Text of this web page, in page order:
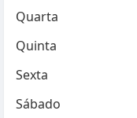
Quarta
Quinta
Sexta
Sábado